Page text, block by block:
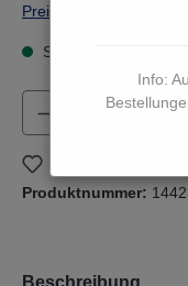
Info:
Preise inkl. MwSt. zzgl.
Sofort versandfertig,
Produkt
Produktnummer:
Beschreibung